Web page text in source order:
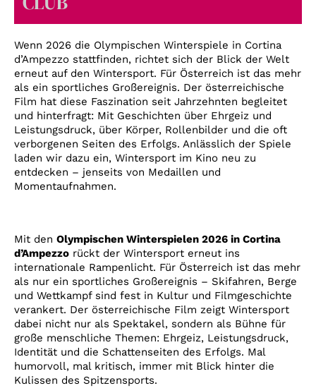
Wenn 2026 die Olympischen Winterspiele in Cortina
d’Ampezzo stattfinden, richtet sich der Blick der Welt
erneut auf den Wintersport. Für Österreich ist das mehr
als ein sportliches Großereignis. Der österreichische
Film hat diese Faszination seit Jahrzehnten begleitet
und hinterfragt: Mit Geschichten über Ehrgeiz und
Leistungsdruck, über Körper, Rollenbilder und die oft
verborgenen Seiten des Erfolgs. Anlässlich der Spiele
laden wir dazu ein, Wintersport im Kino neu zu
entdecken – jenseits von Medaillen und
Momentaufnahmen.
Mit den Olympischen Winterspielen 2026 in Cortina
d’Ampezzo rückt der Wintersport erneut ins
internationale Rampenlicht. Für Österreich ist das mehr
als nur ein sportliches Großereignis – Skifahren, Berge
und Wettkampf sind fest in Kultur und Filmgeschichte
verankert. Der österreichische Film zeigt Wintersport
dabei nicht nur als Spektakel, sondern als Bühne für
große menschliche Themen: Ehrgeiz, Leistungsdruck,
Identität und die Schattenseiten des Erfolgs. Mal
humorvoll, mal kritisch, immer mit Blick hinter die
Kulissen des Spitzensports.